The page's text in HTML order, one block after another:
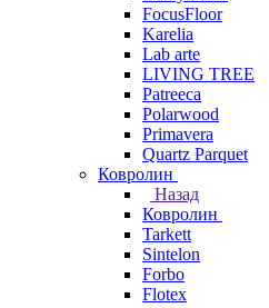
FocusFloor
Karelia
Lab arte
LIVING TREE
Patreeca
Polarwood
Primavera
Quartz Parquet
Ковролин
Назад
Ковролин
Tarkett
Sintelon
Forbo
Flotex